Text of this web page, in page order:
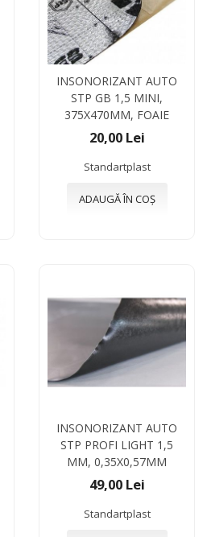
INSONORIZANT AUTO
STP GB 1,5 MINI,
375X470MM, FOAIE
20,00 Lei
Standartplast
ADAUGĂ ÎN COȘ
INSONORIZANT AUTO
STP PROFI LIGHT 1,5
ММ, 0,35Х0,57МM
49,00 Lei
Standartplast